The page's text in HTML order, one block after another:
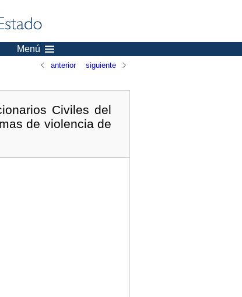
Menú
anterior siguiente
Civiles del
de violencia de